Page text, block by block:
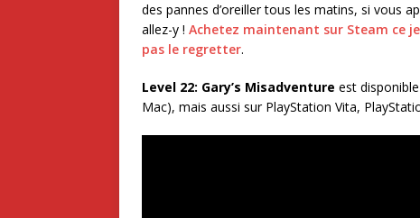
des pannes d’oreiller tous les matins, si vous
allez-y ! Achetez maintenant sur Steam ce
pas le regretter.
Level 22: Gary’s Misadventure est
Mac), mais aussi sur PlayStation Vita,